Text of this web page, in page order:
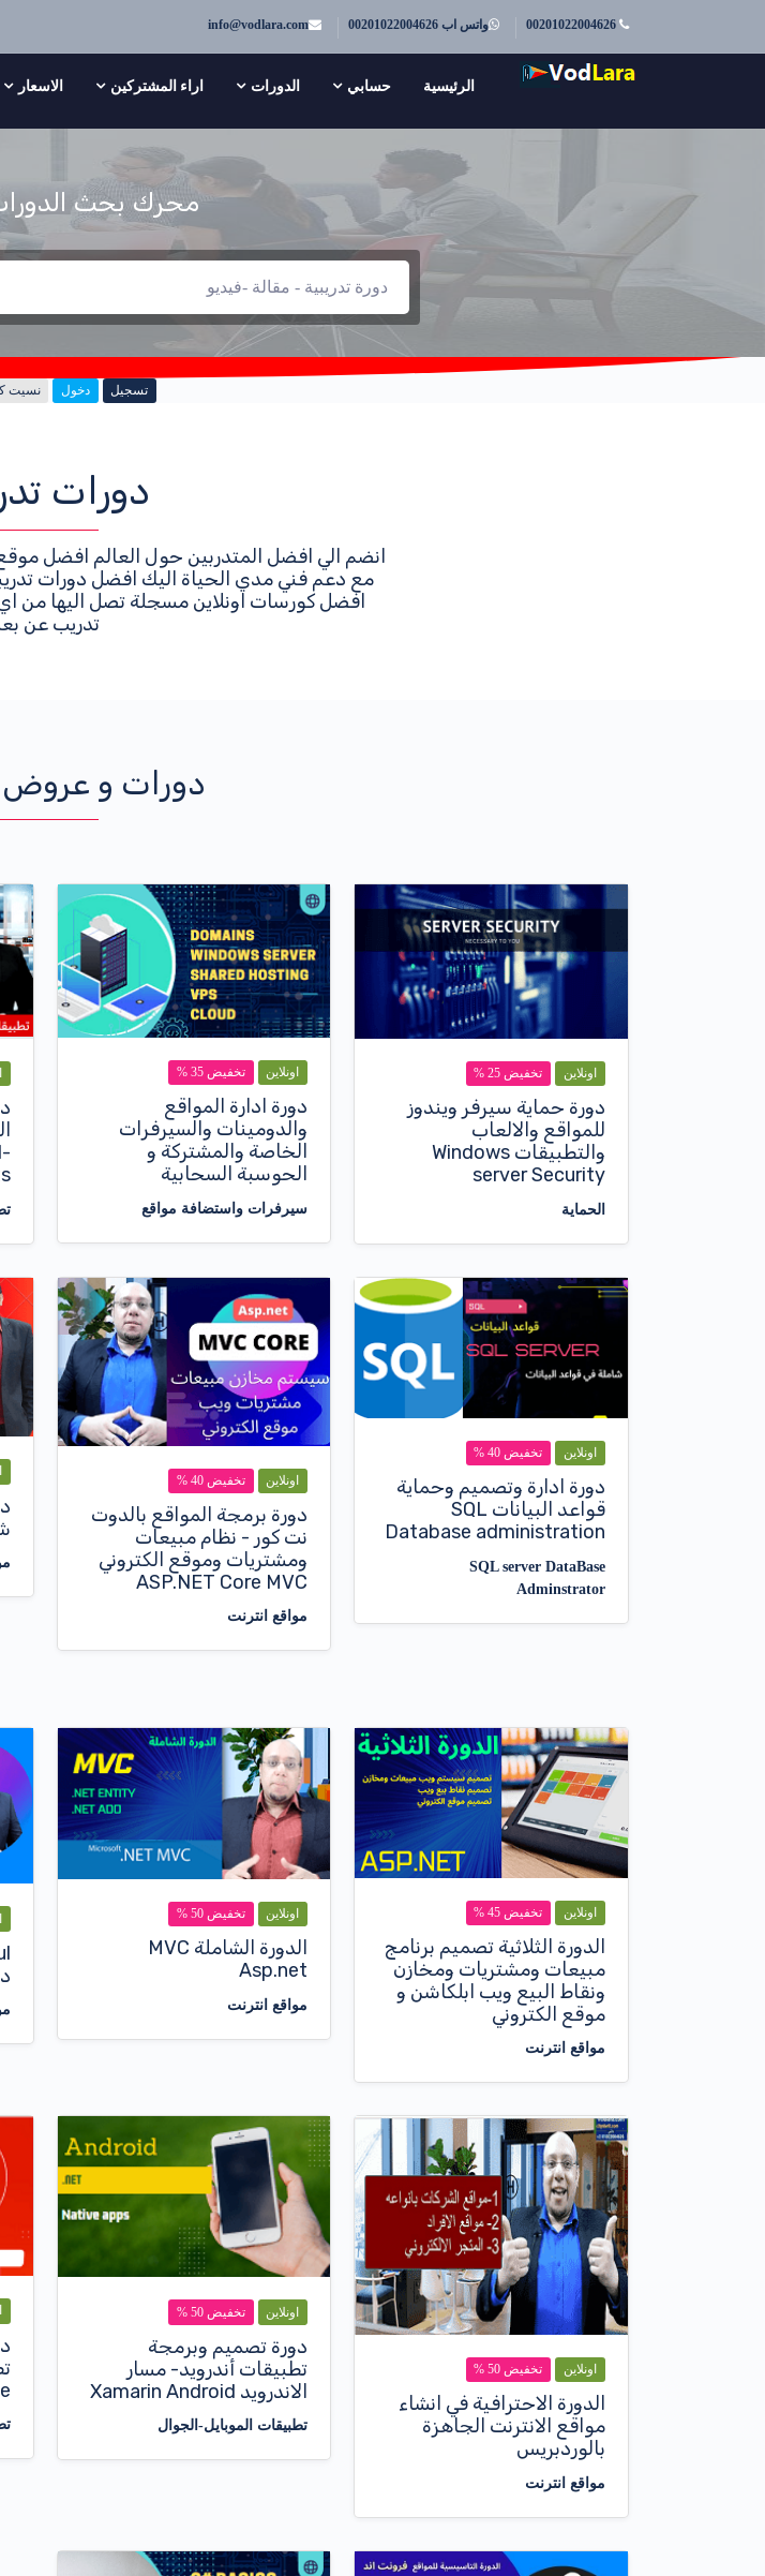
00201022004626 واتس اب 00201022004626 info@vodlara.com
الرئيسية حسابي الدورات اراء المشتركين الاسعار
محرك بحث الدورات
تسجيل دخول نسيت
دورات
انضم الي افضل المتدربين حول العالم افضل
مع دعم فني مدي الحياة اليك افضل دورات
افضل كورسات اونلاين مسجلة تصل اليها من
تدريب عن
دورات و عروض
اونلاين تخفيض 25 %
دورة حماية سيرفر ويندوز
للمواقع والالعاب
والتطبيقات Windows
server Security
الحماية
اونلاين تخفيض 35 %
دورة ادارة المواقع
والدومينات والسيرفرات
الخاصة والمشتركة و
الحوسبة السحابية
سيرفرات واستضافة مواقع
اونلاين تخفيض 40 %
دورة ادارة وتصميم وحماية
قواعد البيانات SQL
Database administration
SQL server DataBase
Adminstrator
اونلاين تخفيض 40 %
دورة برمجة المواقع بالدوت
نت كور - نظام مبيعات
ومشتريات وموقع الكتروني
ASP.NET Core MVC
مواقع انترنت
اونلاين تخفيض 45 %
الدورة الثلاثية تصميم برنامج
مبيعات ومشتريات ومخازن
ونقاط البيع ويب ابلكاشن و
موقع الكتروني
مواقع انترنت
اونلاين تخفيض 50 %
الدورة الشاملة MVC
Asp.net
مواقع انترنت
اونلاين تخفيض 50 %
الدورة الاحترافية في انشاء
مواقع الانترنت الجاهزة
بالوردبريس
مواقع انترنت
اونلاين تخفيض 50 %
دورة تصميم وبرمجة
تطبيقات أندرويد- مسار
الاندرويد Xamarin Android
تطبيقات الموبايل-الجوال